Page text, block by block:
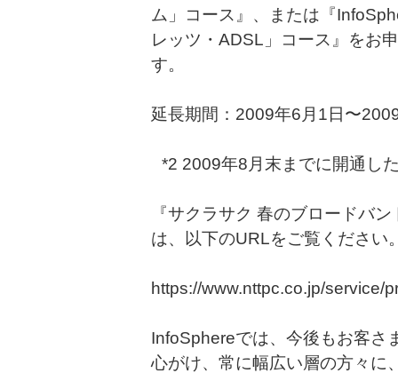
ム」コース』、または『
レッツ・ADSL」コース』をお
す。
延長期間：2009年6月1日〜
*2 2009年8月末までに開通し
『サクラサク 春のブロードバ
は、以下のURLをご覧ください
https://www.nttpc.co.jp/service/
InfoSphereでは、今後もお客さ
心がけ、常に幅広い層の方々に